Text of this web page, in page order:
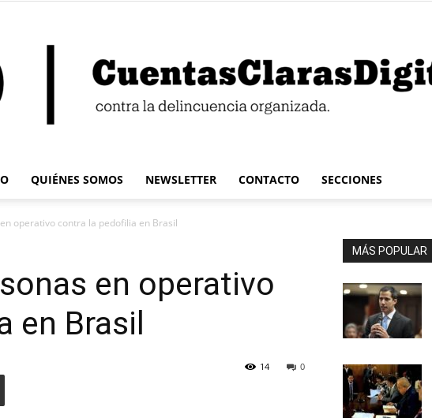
QUIÉNES SOMOS NEWSLETTER CONTACTO SECCIONES
operativo contra la pedofilia en Brasil
en operativo
en Brasil
0
14
MÁS POPULAR